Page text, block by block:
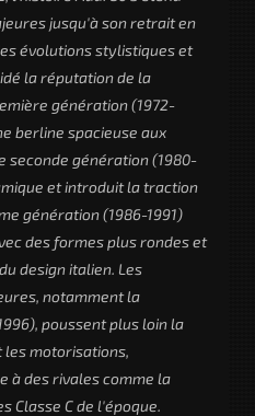
jusqu'à son retrait en
évolutions stylistiques et
la réputation de la
génération (1972-
berline spacieuse aux
seconde génération (1980-
et introduit la traction
génération (1986-1991)
des formes plus rondes et
design italien. Les
notamment la
poussent plus loin la
motorisations,
à des rivales comme la
Classe C de l'époque.